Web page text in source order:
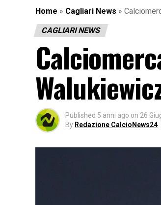
Home » Cagliari News »
CAGLIARI NEWS
Published 5 anni ago on 26
By Redazione CalcioNews24